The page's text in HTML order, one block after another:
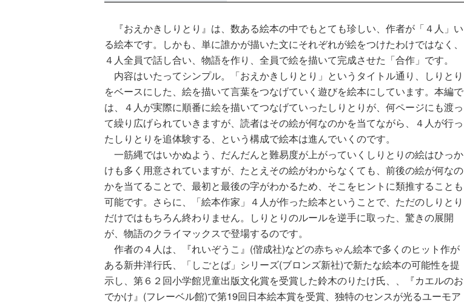
『おえかきしりとり』は、数ある絵本の中でもとても珍しい、作者が「４人」い
る絵本です。しかも、単に誰かが描いた文にそれぞれが絵をつけたわけではなく、
４人全員で話し合い、物語を作り、全員で絵を描いて完成させた「合作」です。
内容はいたってシンプル。「おえかきしりとり」というタイトル通り、しりとり
をベースにした、絵を描いて言葉をつなげていく遊びを絵本にしています。本編で
は、４人が実際に順番に絵を描いてつなげていったしりとりが、何ページにも渡っ
て繰り広げられていきますが、読者はその絵が何なのかを当てながら、４人が行っ
たしりとりを追体験する、という構成で絵本は進んでいくのです。
一筋縄ではいかぬよう、だんだんと難易度が上がっていくしりとりの絵はひっか
けも多く用意されていますが、たとえその絵がわからなくても、前後の絵が何なの
かを当てることで、最初と最後の字がわかるため、そこをヒントに類推することも
可能です。さらに、「絵本作家」４人が作った絵本ということで、ただのしりとり
だけではもちろん終わりません。しりとりのルールを逆手に取った、驚きの展開
が、物語のクライマックスで登場するのです。
作者の４人は、『れいぞうこ』(偕成社)などの赤ちゃん絵本で多くのヒット作が
ある新井洋行氏、「しごとば」シリーズ(ブロンズ新社)で新たな絵本の可能性を提
示し、第６２回小学館児童出版文化賞を受賞した鈴木のりたけ氏、、『カエルのお
でかけ』(フレーベル館)で第19回日本絵本賞を受賞、独特のセンスが光るユーモア